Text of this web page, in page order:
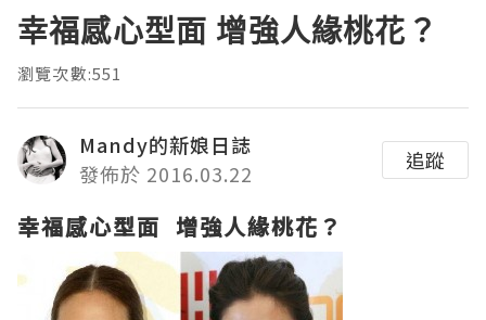
幸福感心型面 增強人緣桃花？
瀏覽次數:551
Mandy的新娘日誌
發佈於 2016.03.22
追蹤
幸福感心型面 增強人緣桃花 ？